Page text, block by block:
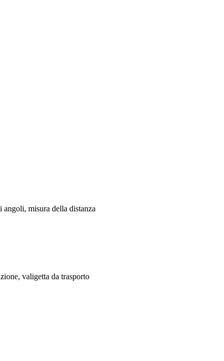
angoli, misura della distanza
valigetta da trasporto